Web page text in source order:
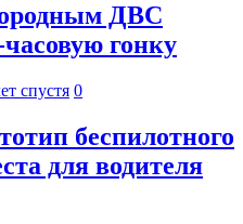
ДВС
гонку
спустя 0
беспилотного
для водителя